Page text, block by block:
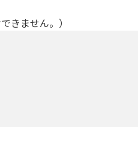
きません。）